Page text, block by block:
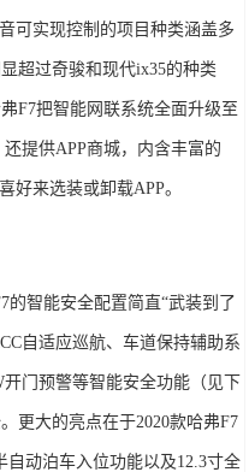
可实现控制的项目种类涵盖多
超过奇骏和现代ix35的种类
F7把智能网联系统全面升级至
提供APP商城，内含丰富的
好来选装或卸载APP。
的智能安全配置简直“武装到了
自适应巡航、车道保持辅助系
门预警等智能安全功能（见下
更大的亮点在于2020款哈弗F7
动泊车入位功能以及12.3寸全